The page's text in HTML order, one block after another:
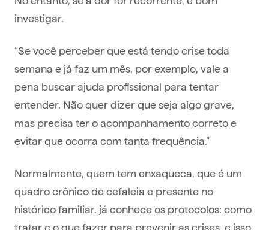
investigar.
“Se você perceber que está tendo crise toda
semana e já faz um mês, por exemplo, vale a
pena buscar ajuda profissional para tentar
entender. Não quer dizer que seja algo grave,
mas precisa ter o acompanhamento correto e
evitar que ocorra com tanta frequência.”
Normalmente, quem tem enxaqueca, que é um
quadro crônico de cefaleia e presente no
histórico familiar, já conhece os protocolos: como
tratar e o que fazer para prevenir as crises, e isso